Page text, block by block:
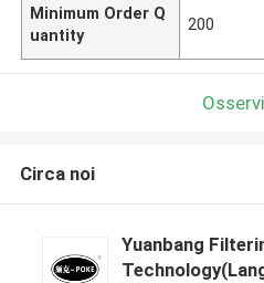
Minimum Order Q
uantity
200
Circa noi
Yuanbang